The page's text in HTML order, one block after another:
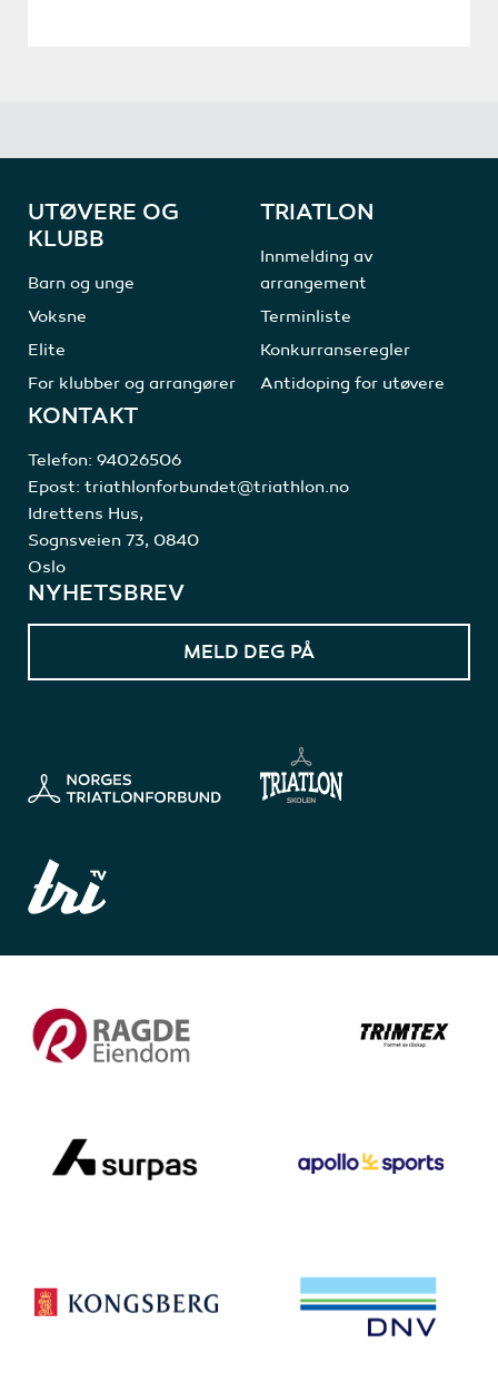
UTØVERE OG
KLUBB
Barn og unge
Voksne
Elite
For klubber og arrangører
TRIATLON
Innmelding av
arrangement
Terminliste
Konkurranseregler
Antidoping for utøvere
KONTAKT
Telefon: 94026506
Epost: triathlonforbundet@triathlon.no
Idrettens Hus,
Sognsveien 73, 0840
Oslo
NYHETSBREV